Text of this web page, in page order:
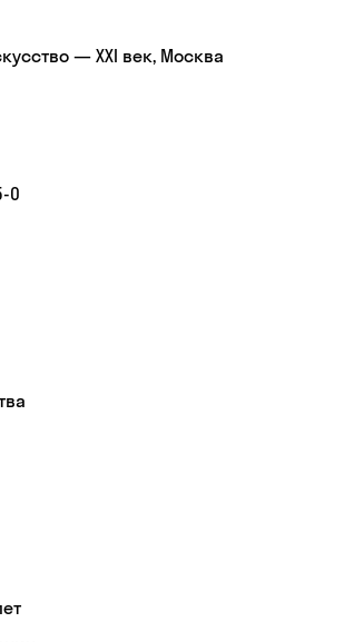
— XXI век, Москва
0